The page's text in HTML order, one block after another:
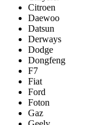
Citroen
Daewoo
Datsun
Derways
Dodge
Dongfeng
F7
Fiat
Ford
Foton
Gaz